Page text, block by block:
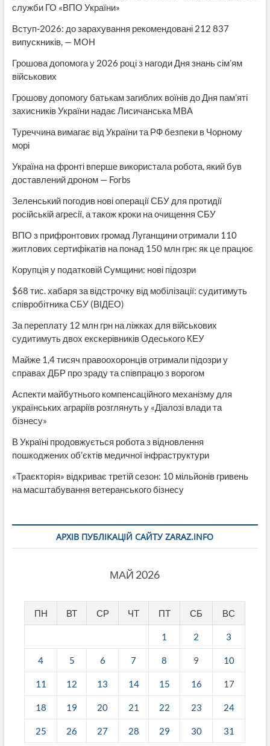
служби ГО «ВПО України»
Вступ-2026: до зарахування рекомендовані 212 837
випускників, — МОН
Грошова допомога у 2026 році з нагоди Дня знань сім’ям
військових
Грошову допомогу батькам загиблих воїнів до Дня пам’яті
захисників України надає Лисичанська МВА
Туреччина вимагає від України та РФ безпеки в Чорному
морі
Україна на фронті вперше використала робота, який був
доставлений дроном — Forbs
Зеленський погодив нові операції СБУ для протидії
російській агресії, а також кроки на очищення СБУ
ВПО з прифронтових громад Луганщини отримали 110
житлових сертифікатів на понад 150 млн грн: як це працює
Корупція у податковій Сумщини: нові підозри
$68 тис. хабаря за відстрочку від мобілізації: судитимуть
співробітника СБУ (ВІДЕО)
За переплату 12 млн грн на ліжках для військових
судитимуть двох екскерівників Одеського КЕУ
Майже 1,4 тисяч правоохоронців отримали підозри у
справах ДБР про зраду та співпрацю з ворогом
Аспекти майбутнього компенсаційного механізму для
українських аграріїв розглянуть у «Діалозі влади та
бізнесу»
В Україні продовжується робота з відновлення
пошкоджених об’єктів медичної інфраструктури
«Траєкторія» відкриває третій сезон: 10 мільйонів гривень
на масштабування ветеранського бізнесу
АРХІВ ПУБЛІКАЦІЙ САЙТУ ZARAZ.INFO
МАЙ 2026
ПН ВТ СР ЧТ ПТ СБ ВС
1 2 3
4 5 6 7 8 9 10
11 12 13 14 15 16 17
18 19 20 21 22 23 24
25 26 27 28 29 30
31